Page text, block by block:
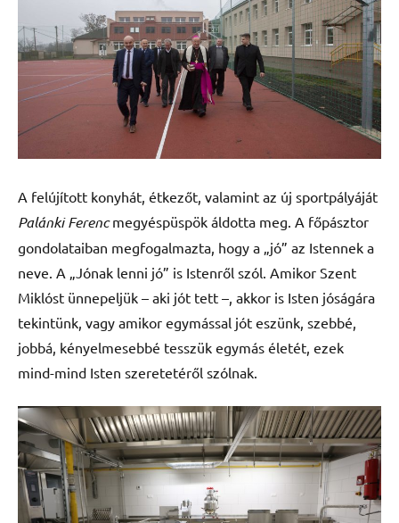
A felújított konyhát, étkezőt, valamint az új sportpályáját
Palánki Ferencmegyéspüspök áldotta meg. A főpásztor
gondolataiban megfogalmazta, hogy a „jó” az Istennek a
neve. A „Jónak lenni jó” is Istenről szól. Amikor Szent
Miklóst ünnepeljük – aki jót tett –, akkor is Isten jóságára
tekintünk, vagy amikor egymással jót eszünk, szebbé,
jobbá, kényelmesebbé tesszük egymás életét, ezek
mind-mind Isten szeretetéről szólnak.